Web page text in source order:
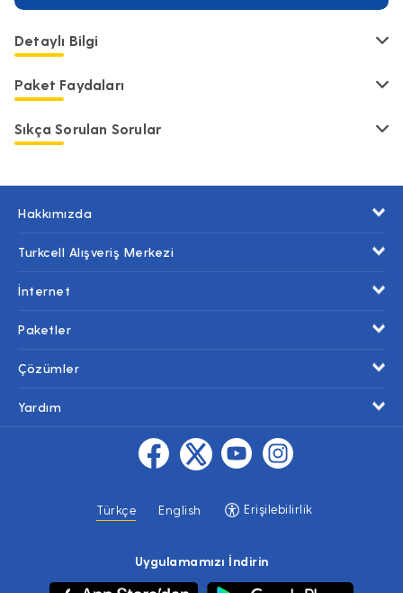
Detaylı Bilgi
Paket Faydaları
Sıkça Sorulan Sorular
Hakkımızda
Turkcell Alışveriş Merkezi
İnternet
Paketler
Çözümler
Yardım
Türkçe English Erişilebilirlik
Uygulamamızı İndirin